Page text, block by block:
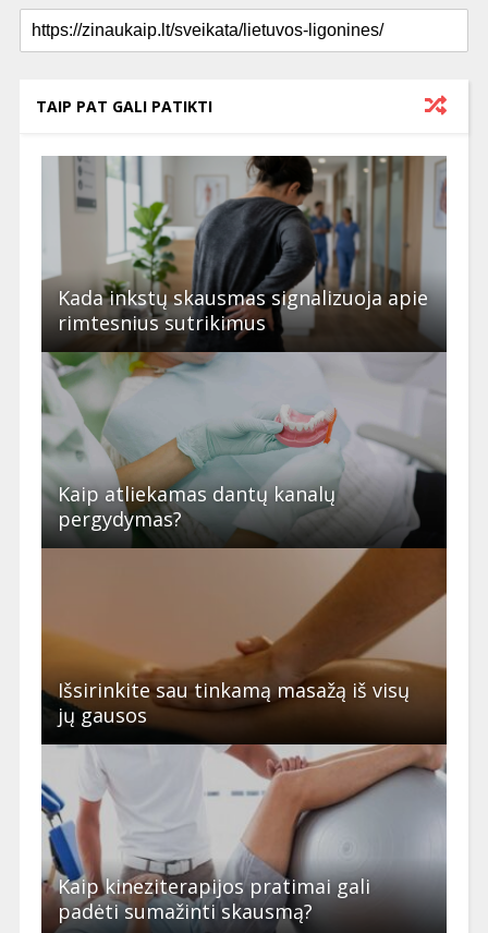
TAIP PAT GALI PATIKTI
Kada inkstų skausmas signalizuoja apie
rimtesnius sutrikimus
Kaip atliekamas dantų kanalų
pergydymas?
Išsirinkite sau tinkamą masažą iš visų
jų gausos
Kaip kineziterapijos pratimai gali
padėti sumažinti skausmą?